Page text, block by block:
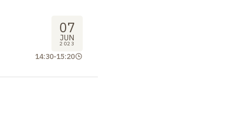
07
JUN
2023
14:30-15:20